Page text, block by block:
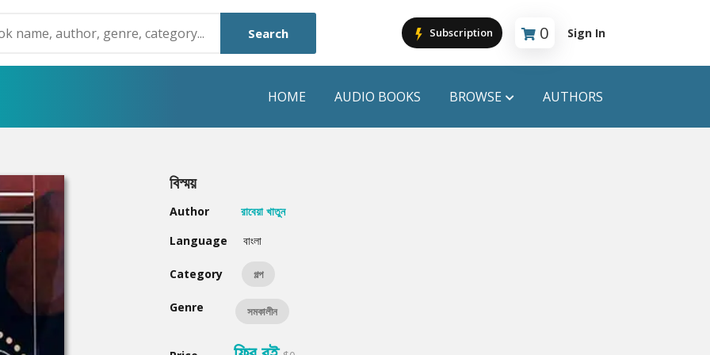
Search Subscription 0
Cart is empty
Sign In
HOME AUDIO BOOKS BROWSE
Humayun Ahmed
Mouri Morium
AUTHORS
বিস্ময়
Author
রাবেয়া খাতুন
Language
বাংলা
Category গল্প
Genre সমকালীন